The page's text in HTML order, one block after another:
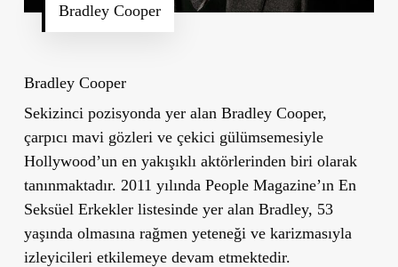
Bradley Cooper
Bradley Cooper
Sekizinci pozisyonda yer alan Bradley Cooper,
çarpıcı mavi gözleri ve çekici gülümsemesiyle
Hollywood’un en yakışıklı aktörlerinden biri olarak
tanınmaktadır. 2011 yılında People Magazine’ın En
Seksüel Erkekler listesinde yer alan Bradley, 53
yaşında olmasına rağmen yeteneği ve karizmasıyla
izleyicileri etkilemeye devam etmektedir.